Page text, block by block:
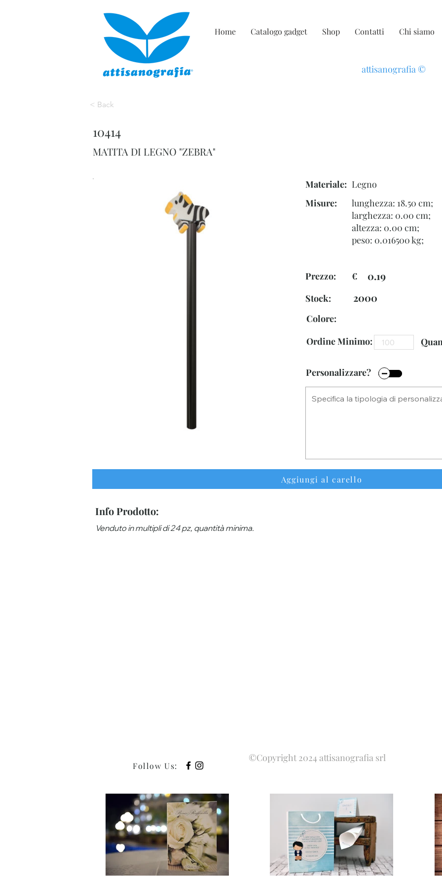
Home Catalogo gadget Shop Contatti Chi siamo
attisanografia ©
< Back
10414
MATITA DI LEGNO "ZEBRA"
Materiale: Legno
Misure:
lunghezza: 18.50 cm;
larghezza: 0.00 cm;
altezza: 0.00 cm;
peso: 0.016500 kg;
Prezzo: € 0.19
Stock: 2000
Colore:
Ordine Minimo:
Personalizzare?
Aggiungi al carello
Info Prodotto:
Venduto in multipli di 24 pz, quantità minima.
Follow Us:
©Copyright 2024 attisanografia srl